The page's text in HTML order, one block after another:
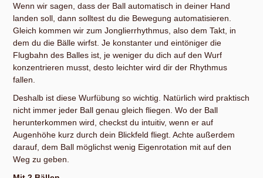
Wenn wir sagen, dass der Ball automatisch in deiner Hand
landen soll, dann solltest du die Bewegung automatisieren.
Gleich kommen wir zum Jonglierrhythmus, also dem Takt, in
dem du die Bälle wirfst. Je konstanter und eintöniger die
Flugbahn des Balles ist, je weniger du dich auf den Wurf
konzentrieren musst, desto leichter wird dir der Rhythmus
fallen.
Deshalb ist diese Wurfübung so wichtig. Natürlich wird praktisch
nicht immer jeder Ball genau gleich fliegen. Wo der Ball
herunterkommen wird, checkst du intuitiv, wenn er auf
Augenhöhe kurz durch dein Blickfeld fliegt. Achte außerdem
darauf, dem Ball möglichst wenig Eigenrotation mit auf den
Weg zu geben.